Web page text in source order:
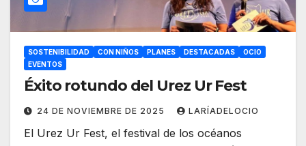
SOSTENIBILIDAD CON NIÑOS PLANES DESTACADAS
OCIO
EVENTOS
Éxito rotundo del Urez Ur Fest
24 DE NOVIEMBRE DE 2025 LARÍADELOCIO
El Urez Ur Fest, el festival de los océanos